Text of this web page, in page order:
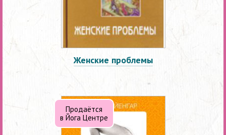
Женские проблемы
Продаётся
в Йога Центре